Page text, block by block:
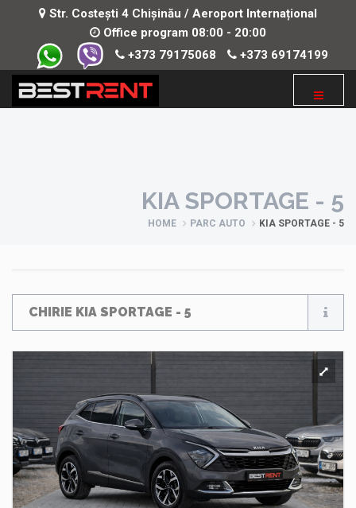
Str. Costești 4 Chișinău / Aeroport Internațional
Office program 08:00 - 20:00
+373 79175068
+373 69174199
KIA SPORTAGE - 5
HOME PARC AUTO KIA SPORTAGE - 5
CHIRIE KIA SPORTAGE - 5